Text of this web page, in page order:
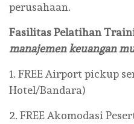
perusahaan.
Fasilitas Pelatihan
manajemen keuangan
1. FREE Airport pickup
Hotel/Bandara)
2. FREE Akomodasi